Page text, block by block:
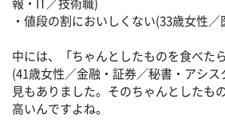
報・IT／技術職)
・値段の割においしくない(33歳女性
中には、「ちゃんとしたものを食べ
(41歳女性／金融・証券／秘書・アシス
見もありました。そのちゃんとしたも
高いんですよね。